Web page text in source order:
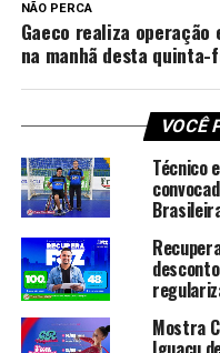
NÃO PERCA
Gaeco realiza operação
na manhã desta quinta-
VOCÊ
Técnico
Mostra